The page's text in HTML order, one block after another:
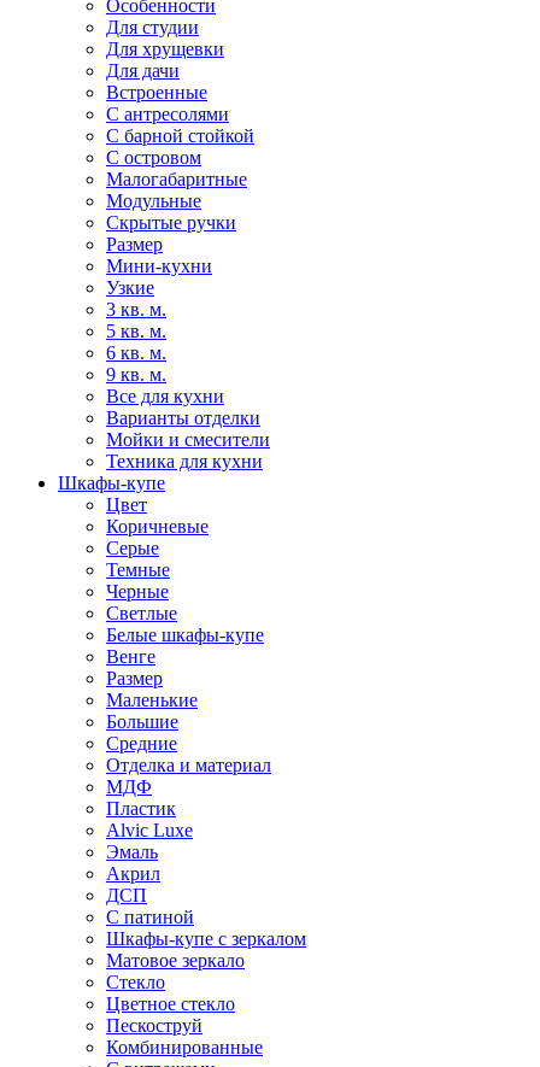
Особенности
Для студии
Для хрущевки
Для дачи
Встроенные
С антресолями
С барной стойкой
С островом
Малогабаритные
Модульные
Скрытые ручки
Размер
Мини-кухни
Узкие
3 кв. м.
5 кв. м.
6 кв. м.
9 кв. м.
Все для кухни
Варианты отделки
Мойки и смесители
Техника для кухни
Шкафы-купе
Цвет
Коричневые
Серые
Темные
Черные
Светлые
Белые шкафы-купе
Венге
Размер
Маленькие
Большие
Средние
Отделка и материал
МДФ
Пластик
Alvic Luxe
Эмаль
Акрил
ДСП
С патиной
Шкафы-купе с зеркалом
Матовое зеркало
Стекло
Цветное стекло
Пескоструй
Комбинированные